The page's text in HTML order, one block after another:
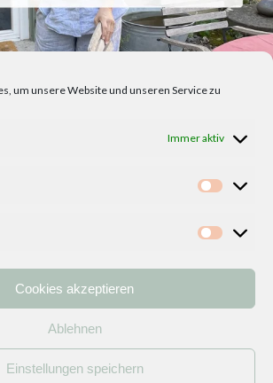
um unsere Website und unseren Service zu
Immer aktiv
Cookies akzeptieren
Ablehnen
Einstellungen speichern
Kontakt
/ Datenschutzerklärung